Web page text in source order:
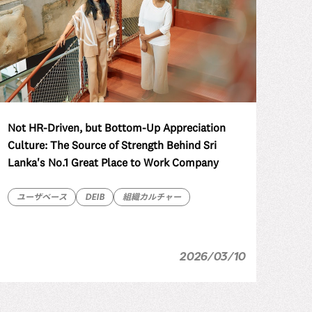
Not HR-Driven, but Bottom-Up Appreciation
Culture: The Source of Strength Behind Sri
Lanka's No.1 Great Place to Work Company
ユーザベース DEIB 組織カルチャー
2026/03/10